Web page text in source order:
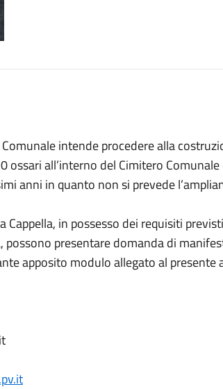
intende procedere alla
ossari all’interno del Cimitero
anni in quanto non si prevede
in possesso dei requisiti
presentare domanda di
apposito modulo allegato al presente